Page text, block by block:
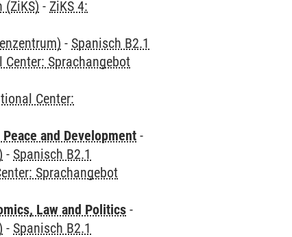
(ZiKS) - ZiKS 4:
- Spanisch B2.1
Sprachangebot
Center:
and Development -
- Spanisch B2.1
Sprachangebot
Law and Politics -
- Spanisch B2.1